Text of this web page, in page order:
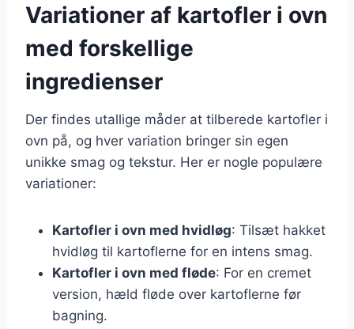
Variationer af kartofler i ovn
med forskellige
ingredienser
Der findes utallige måder at tilberede kartofler i
ovn på, og hver variation bringer sin egen
unikke smag og tekstur. Her er nogle populære
variationer:
Kartofler i ovn med hvidløg: Tilsæt hakket
hvidløg til kartoflerne for en intens smag.
Kartofler i ovn med fløde: For en cremet
version, hæld fløde over kartoflerne før
bagning.